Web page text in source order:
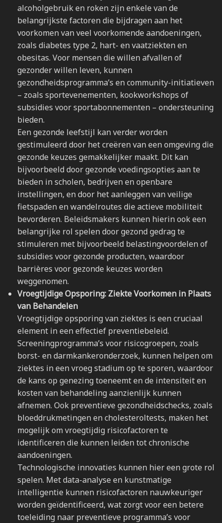
alcoholgebruik en roken zijn enkele van de
belangrijkste factoren die bijdragen aan het
voorkomen van veel voorkomende aandoeningen,
zoals diabetes type 2, hart- en vaatziekten en
obesitas. Voor mensen die willen afvallen of
gezonder willen leven, kunnen
gezondheidsprogramma’s en community-initiatieven
– zoals sportevenementen, kookworkshops of
subsidies voor sportabonnementen – ondersteuning
bieden.
Een gezonde leefstijl kan verder worden
gestimuleerd door het creëren van een omgeving die
gezonde keuzes gemakkelijker maakt. Dit kan
bijvoorbeeld door gezonde voedingsopties aan te
bieden in scholen, bedrijven en openbare
instellingen, en door het aanleggen van veilige
fietspaden en wandelroutes die actieve mobiliteit
bevorderen. Beleidsmakers kunnen hierin ook een
belangrijke rol spelen door gezond gedrag te
stimuleren met bijvoorbeeld belastingvoordelen of
subsidies voor gezonde producten, waardoor
barrières voor gezonde keuzes worden
weggenomen.
Vroegtijdige Opsporing: Ziekte Voorkomen in Plaats
van Behandelen
Vroegtijdige opsporing van ziektes is een cruciaal
element in een effectief preventiebeleid.
Screeningprogramma’s voor risicogroepen, zoals
borst- en darmkankeronderzoek, kunnen helpen om
ziektes in een vroeg stadium op te sporen, waardoor
de kans op genezing toeneemt en de intensiteit en
kosten van behandeling aanzienlijk kunnen
afnemen. Ook preventieve gezondheidschecks, zoals
bloeddrukmetingen en cholesteroltests, maken het
mogelijk om vroegtijdig risicofactoren te
identificeren die kunnen leiden tot chronische
aandoeningen.
Technologische innovaties kunnen hier een grote rol
spelen. Met data-analyse en kunstmatige
intelligentie kunnen risicofactoren nauwkeuriger
worden geïdentificeerd, wat zorgt voor een betere
toeleiding naar preventieve programma’s voor